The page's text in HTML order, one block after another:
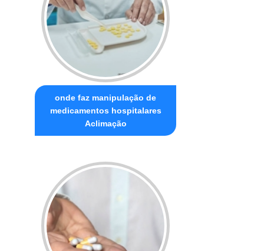
onde faz manipulação de
medicamentos hospitalares
Aclimação